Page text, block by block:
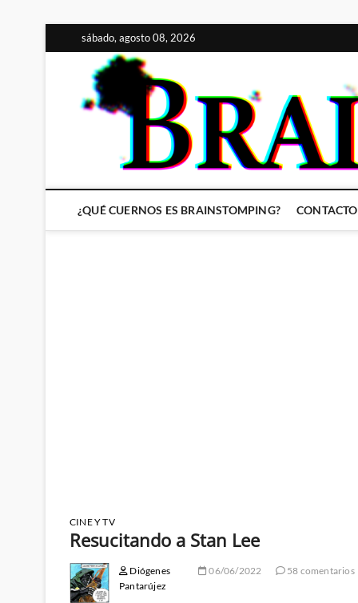
al
contenido
sábado, agosto 08, 2026
¿QUÉ CUERNOS ES BRAINSTOMPING? CONTACTO
CINE Y TV
Resucitando a Stan Lee
Diógenes
Pantarújez
06/06/2022 58 comentarios